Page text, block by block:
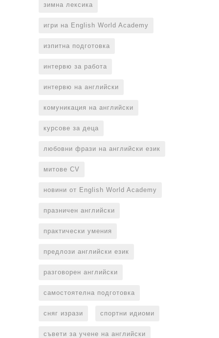
зимна лексика
игри на English World Academy
изпитна подготовка
интервю за работа
интервю на английски
комуникация на английски
курсове за деца
любовни фрази на английски език
митове CV
новини от English World Academy
празничен английски
практически умения
предлози английски език
разговорен английски
самостоятелна подготовка
сняг изрази спортни идиоми
съвети за учене на английски